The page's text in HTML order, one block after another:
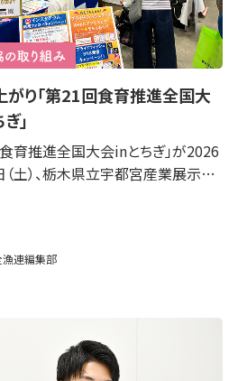
がり「第21回食育推進全国大
」
育推進全国大会inとちぎ」が2026
土）、栃木県立宇都宮産業展示…
漁連編集部